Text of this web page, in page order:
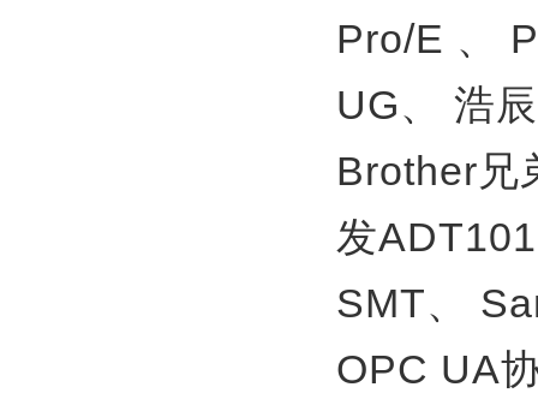
Pro/E 、
UG、
浩
Brother兄
发
SMT、
OPC UA